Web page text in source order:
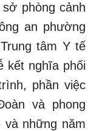
phòng cảnh
an phường
tâm Y tế
kết nghĩa phối
phần việc
và phong
và những năm